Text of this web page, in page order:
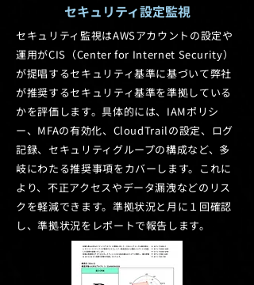
セキュリティ設定監視
セキュリティ監視はAWSアカウントの設定や
運用がCIS（Center for Internet Security）
が提唱するセキュリティ基準に基づいて弊社
が推奨するセキュリティ基準を準拠している
かを評価します。具体的には、IAMポリシ
ー、MFAの有効化、CloudTrailの設定、ログ
記録、セキュリティグループの構成など、多
岐にわたる推奨事項をカバーします。これに
より、不正アクセスやデータ漏洩などのリス
クを軽減できます。準拠状況と月に１回確認
し、準拠状況をレポートで報告します。